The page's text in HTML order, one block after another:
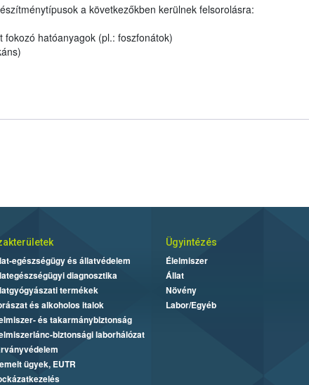
a következőkben kerülnek felsorolásra:
hatóanyagok (pl.: foszfonátok)
egészségügy és állatvédelem
diagnosztika
termékek
és alkoholos italok
és takarmánybiztonság
biztonsági laborhálózat
ügyek, EUTR
Ügyintézés
Élelmiszer
Állat
Növény
Labor/Egyéb